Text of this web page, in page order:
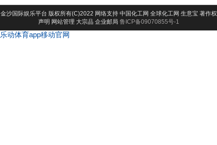
金沙国际娱乐平台 版权所有(C)2022 网络支持 中国化工网 全球化工网 生意宝 著作权
声明 网站管理 大宗品 企业邮局 鲁ICP备09070855号-1
乐动体育app移动官网